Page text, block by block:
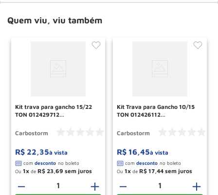
Quem viu, viu também
Kit trava para gancho 15/22
TON 012429712
Carbostorm
R$ 22,35à vista
Ou 1 de R$ 23,69
＋
－
Kit Trava para Gancho 10/15
TON 012426112
Carbostorm
R$ 16,45à vista
Ou 1 de R$ 17,44
＋
－